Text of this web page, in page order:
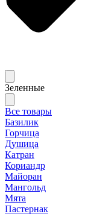
Зеленные
Все товары
Базилик
Горчица
Душица
Катран
Кориандр
Майоран
Мангольд
Мята
Пастернак